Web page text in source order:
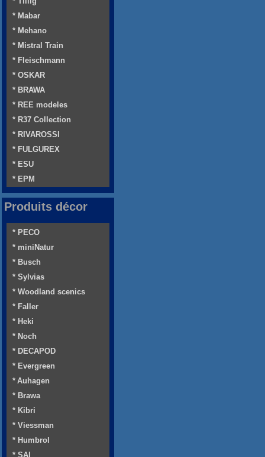
* Mabar
* Mehano
* Mistral Train
* Fleischmann
* OSKAR
* BRAWA
* REE modeles
* R37 Collection
* RIVAROSSI
* FULGUREX
* ESU
* EPM
Produits décor
* PECO
* miniNatur
* Busch
* Sylvias
* Woodland scenics
* Faller
* Heki
* Noch
* DECAPOD
* Evergreen
* Auhagen
* Brawa
* Kibri
* Viessman
* Humbrol
* SAI